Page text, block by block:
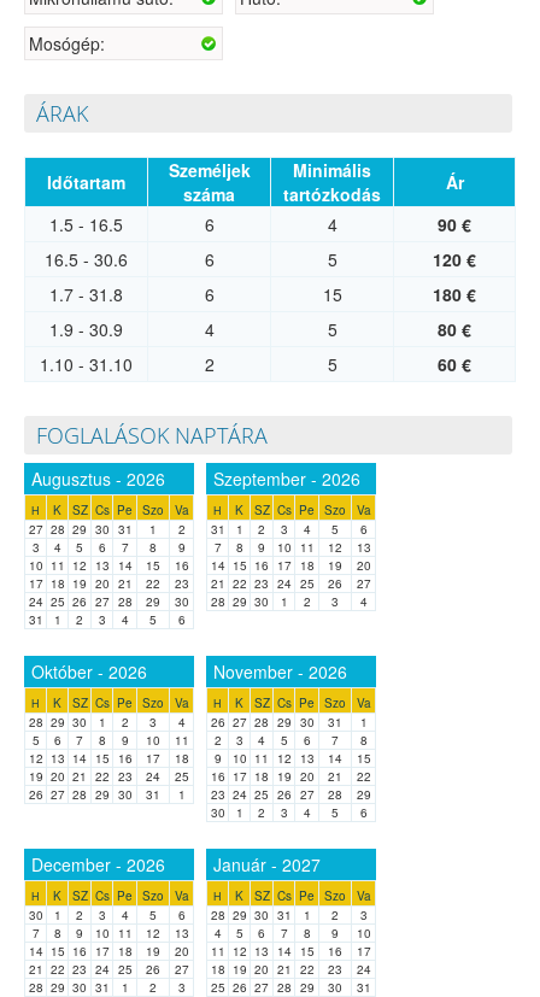
Mosógép:
ÁRAK
Időtartam
Személjek
száma
Minimális
tartózkodás
Ár
1.5 - 16.5
6 4
90 €
16.5 - 30.6
6 5
120 €
1.7 - 31.8
6 15
180 €
1.9 - 30.9
4 5
80 €
1.10 - 31.10
2 5 60 €
FOGLALÁSOK NAPTÁRA
Augusztus - 2026
H K SZ Cs Pe Szo
Va
27 28 29 30 31 1
2
3
4 5 6 7 8
9
10 11 12 13 14 15
16
17 18 19 20 21 22
23
24 25 26 27 28 29
30
31
1 2 3 4 5 6
Szeptember - 2026
H K SZ Cs Pe Szo
Va
31
1 2 3 4 5
6
7
8 9 10 11 12
13
14 15 16 17 18 19
20
21 22 23 24 25 26
27
28 29 30 1 2 3 4
Október - 2026
H K SZ Cs Pe Szo
Va
28 29 30 1 2 3
4
5
6 7 8 9 10
11
12 13 14 15 16 17
18
19 20 21 22 23 24
25
26 27 28 29 30 31 1
November - 2026
H K SZ Cs Pe Szo
Va
26 27 28 29 30 31
1
2
3 4 5 6 7
8
9
10 11 12 13 14
15
16 17 18 19 20 21
22
23 24 25 26 27 28
29
30
1 2 3 4 5 6
December - 2026
H K SZ Cs Pe Szo
Va
30
1 2 3 4 5
6
7
8 9 10 11 12
13
14 15 16 17 18 19
20
21 22 23 24 25 26
27
28 29 30 31 1 2 3
Január - 2027
H K SZ Cs Pe Szo
Va
28 29 30 31 1 2
3
4
5 6 7 8 9
10
11
12 13 14 15 16
17
18 19 20 21 22 23
24
25 26 27 28 29 30 31